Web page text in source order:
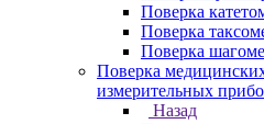
Поверка
Поверка
Поверка
Поверка
измерительных
Назад